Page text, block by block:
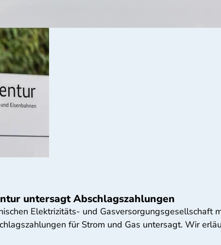
untersagt Abschlagszahlungen
Elektrizitäts- und Gasversorgungsgesellschaft
für Strom und Gas untersagt. Wir